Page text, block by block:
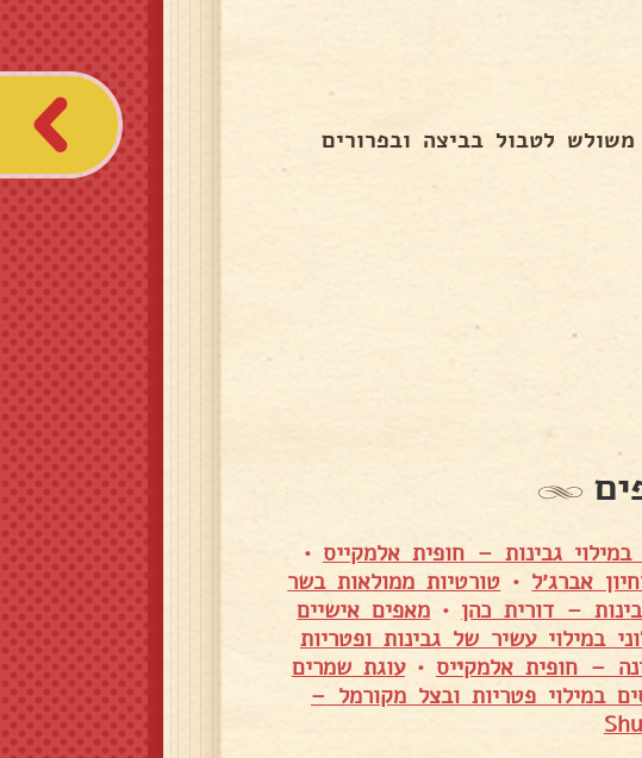
והזיתים 2 כפות בכל משולש לטבול בביצה ובפרורים
גבינות – חופית אלמקייס•
אברג׳ל•טורטיות ממולאות בשר
– דורית כהן•מאפים אישיים
במילוי עשיר של גבינות ופטריות
– חופית אלמקייס•עוגת שמרים
במילוי פטריות ובצל מקורמל –